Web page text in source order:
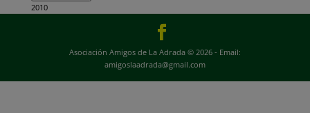
2010
Asociación Amigos de La Adrada © 2026 - Email:
amigoslaadrada@gmail.com